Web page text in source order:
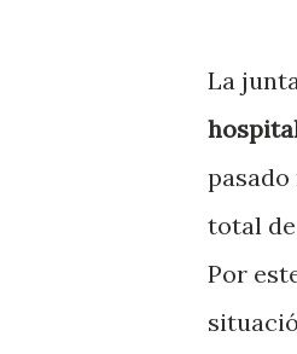
La
total
Por